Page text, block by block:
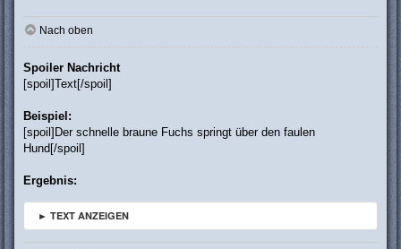
Nach oben
Spoiler Nachricht
[spoil]Text[/spoil]
Beispiel:
[spoil]Der schnelle braune Fuchs springt über den faulen
Hund[/spoil]
Ergebnis:
► TEXT ANZEIGEN